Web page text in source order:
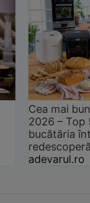
Cea mai
2026 –
bucătăria
adevarul.ro